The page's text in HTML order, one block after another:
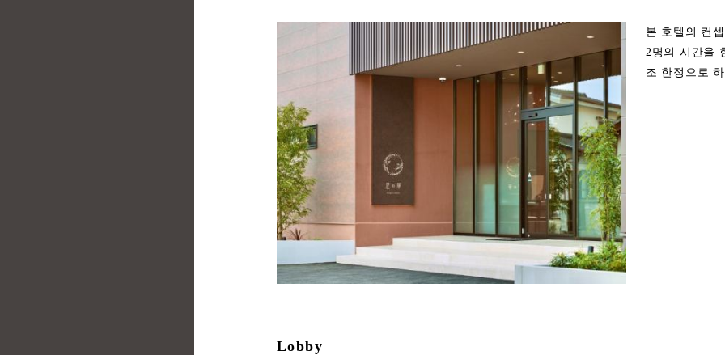
본 호텔의 컨
2명의 시간을
조 한정으로
Lobby